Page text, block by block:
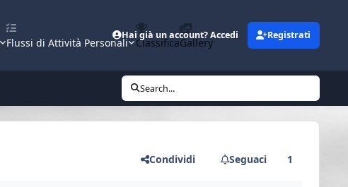
Flussi di Attività Personali ClassificaGallery
Hai già un account? Accedi Registrati
Search...
Condividi Seguaci 1